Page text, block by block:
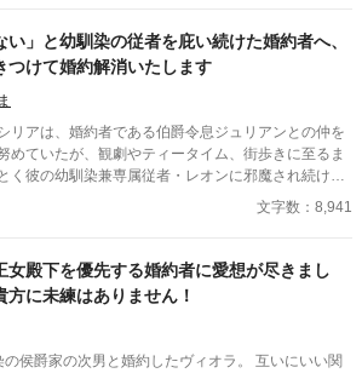
い」と幼馴染の従者を庇い続けた婚約者へ、
つけて婚約解消いたします
リアは、婚約者である伯爵令息ジュリアンとの仲を
めていたが、観劇やティータイム、街歩きに至るま
く彼の幼馴染兼専属従者・レオンに邪魔され続けて
アやその父である公爵が度重なる非礼を注意・抗議
リアンは「悪気はないんだ」「寛容になりなさい」
袋の緒が切れたセシリアは、綿密な記録を携え、建
いう晴れの舞台で決着をつけることを決意。大勢の
中、逃げ場のない完璧な証拠とともに婚約解消を突
手な二人と身内を庇い続けた伯爵家を社会的な破滅
でいく。
文字数：8,941
女殿下を優先する婚約者に愛想が尽きまし
に未練はありません！
の侯爵家の次男と婚約したヴィオラ。 互いにいい関